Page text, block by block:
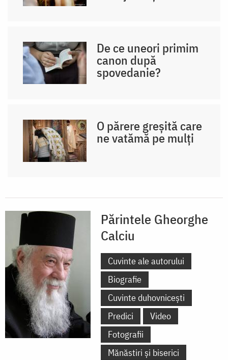
De ce uneori primim
canon după
spovedanie?
O părere greșită care
ne vatămă pe mulți
Părintele Gheorghe
Calciu
Cuvinte ale autorului
Biografie
Cuvinte duhovnicești
Predici
Video
Fotografii
Mănăstiri și biserici